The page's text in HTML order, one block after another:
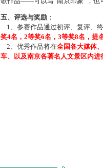
五、评选与奖励 ：
1、参赛作品通过初评、复评、
奖4名，2等奖6名，3等奖8名，提
2、优秀作品将在全国各大媒体
车、以及南京各著名人文景区内进